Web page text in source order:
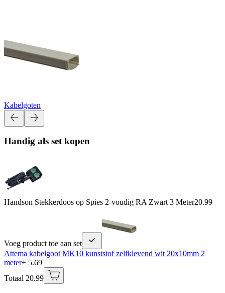
Kabelgoten
Handig als set kopen
Handson Stekkerdoos op Spies 2-voudig RA Zwart 3 Meter20.99
Voeg product toe aan set
Attema kabelgoot MK10 kunststof zelfklevend wit 20x10mm 2
meter+ 5.69
Totaal 20.99